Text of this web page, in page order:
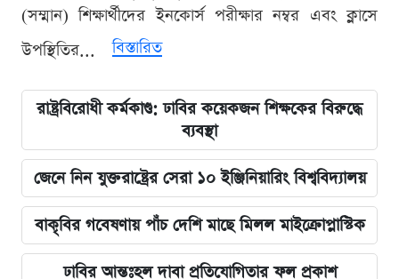
(সম্মান) শিক্ষার্থীদের ইনকোর্স পরীক্ষার নম্বর এবং ক্লাসে
উপস্থিতির...
বিস্তারিত
রাষ্ট্রবিরোধী কর্মকাণ্ড: ঢাবির কয়েকজন শিক্ষকের বিরুদ্ধে
ব্যবস্থা
জেনে নিন যুক্তরাষ্ট্রের সেরা ১০ ইঞ্জিনিয়ারিং বিশ্ববিদ্যালয়
বাকৃবির গবেষণায় পাঁচ দেশি মাছে মিলল মাইক্রোপ্লাস্টিক
ঢাবির আন্তঃহল দাবা প্রতিযোগিতার ফল প্রকাশ